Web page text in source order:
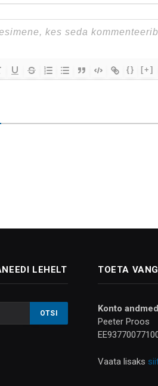
{} [+]
LEHELT TOETA
Konto
Peeter Proos
Vaata lisaks